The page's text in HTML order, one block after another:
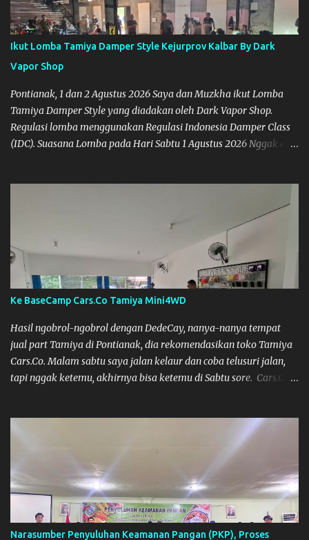
Ikut Lomba Tamiya Damper Style Kejurprov Kalbar By Dark
Vapor Shop
Pontianak, 1 dan 2 Agustus 2026 Saya dan Muzkha ikut Lomba
Tamiya Damper Style yang diadakan oleh Dark Vapor Shop.
Regulasi lomba menggunakan Regulasi Indonesia Damper Class
(IDC). Suasana Lomba pada Hari Sabtu 1 Agustus 2026 Nggak ada
itu juga ada janji mau main ke Agus Tamiya dulu sebenarnya, tapi
karena mepet waktu, jadi lebih banyak main disini. Oiya, untuk
lomba ini lokasinya adalah di Port 99 Kota Pontianak. Pamflet
Lomba Tamiya Oiya sebagai Informasi, Saya dan Muzkha baru
pertama kali main disini. ya hitungannya saya sebagai new
comer lah :) Coach Dilla lagi setting Mobilnya
Ke BaseCamp Cars.Co Tamiya Mini4WD
Hasil ngobrol-ngobrol dengan DedeCay, nanya-nanya tempat
jual part Tamiya di Pontianak, dia rekomendasikan toko Tamiya
Cars.Co. Malam sabtu saya jalan kelaur dan coba telusuri jalan,
tapi nggak ketemu, akhirnya bisa ketemu di Sabtu sore. Cars.Co
Narasumber Penyuluhan Keamanan Pangan (PKP), Proses